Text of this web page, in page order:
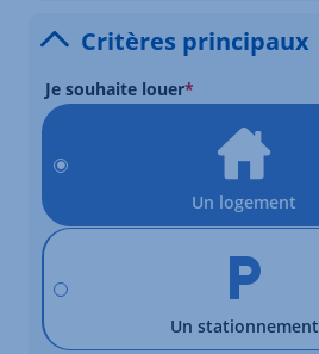
Critères principaux
Je souhaite louer*
Un logement
Un stationnement